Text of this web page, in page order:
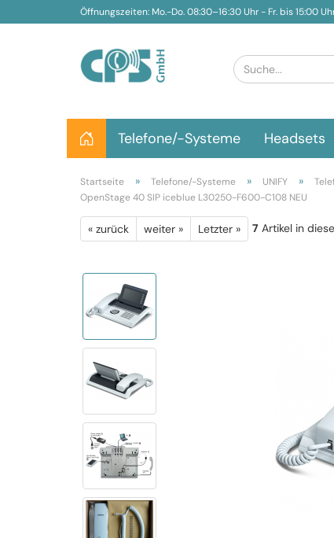
Öffnungszeiten: Mo.-Do. 08:30–16:30 Uhr - Fr. bis 15:00
Telefone/-Systeme Headsets
Startseite » Telefone/-Systeme » UNIFY »
OpenStage 40 SIP iceblue L30250-F600-C108 NEU
« zurück weiter » Letzter » 7 Artikel in